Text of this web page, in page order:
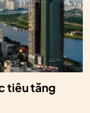
tiêu tăng